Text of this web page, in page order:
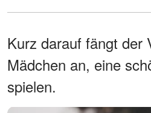
Kurz darauf fängt der
Mädchen an, eine
spielen.